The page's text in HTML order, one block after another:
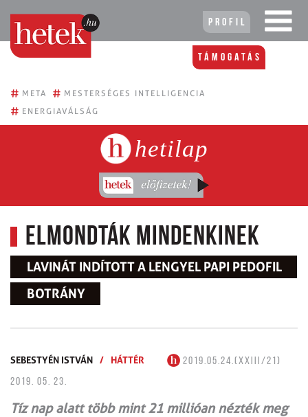
Profil
Támogatás
# META # MESTERSÉGES INTELLIGENCIA
# ENERGIAVÁLSÁG
hetilap
Elmondták mindenkinek
LAVINÁT INDÍTOTT A LENGYEL PAPI PEDOFIL
BOTRÁNY
SEBESTYÉN ISTVÁN / HÁTTÉR
2019.05.24.(XXIII/21)
2019. 05. 23.
Tíz nap alatt több mint 21 millióan nézték meg